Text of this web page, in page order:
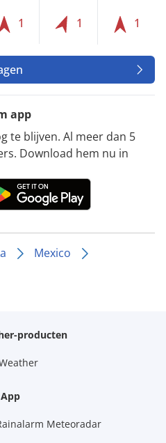
1 1 1
app
te blijven. Al meer dan 5
Download hem nu in
Mexico
producten
App
Meteoradar